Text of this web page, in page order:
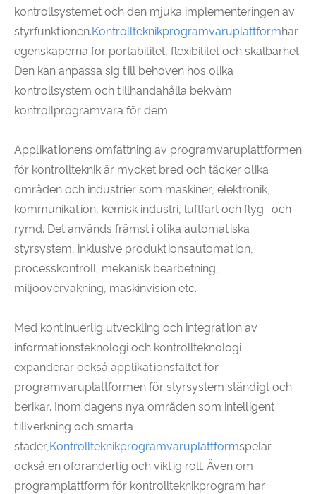
kontrollsystemet och den mjuka implementeringen av
styrfunktionen.Kontrollteknikprogramvaruplattformhar
egenskaperna för portabilitet, flexibilitet och skalbarhet.
Den kan anpassa sig till behoven hos olika
kontrollsystem och tillhandahålla bekväm
kontrollprogramvara för dem.
Applikationens omfattning av programvaruplattformen
för kontrollteknik är mycket bred och täcker olika
områden och industrier som maskiner, elektronik,
kommunikation, kemisk industri, luftfart och flyg- och
rymd. Det används främst i olika automatiska
styrsystem, inklusive produktionsautomation,
processkontroll, mekanisk bearbetning,
miljöövervakning, maskinvision etc.
Med kontinuerlig utveckling och integration av
informationsteknologi och kontrollteknologi
expanderar också applikationsfältet för
programvaruplattformen för styrsystem ständigt och
berikar. Inom dagens nya områden som intelligent
tillverkning och smarta
städer,Kontrollteknikprogramvaruplattformspelar
också en oföränderlig och viktig roll. Även om
programplattform för kontrollteknikprogram har